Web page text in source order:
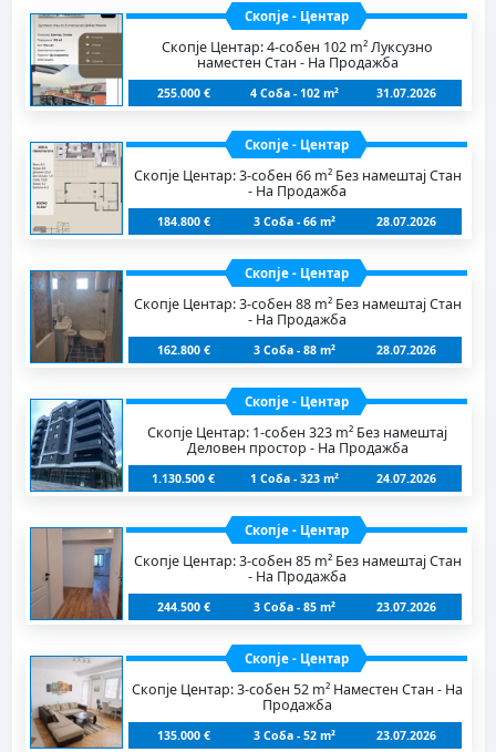
Скопје - Центар
Скопје Центар: 4-собен 102 m² Луксузно
наместен Стан - На Продажба
255.000 € 4 Соба - 102 m² 31.07.2026
Скопје - Центар
Скопје Центар: 3-собен 66 m² Без намештај Стан
- На Продажба
184.800 € 3 Соба - 66 m² 28.07.2026
Скопје - Центар
Скопје Центар: 3-собен 88 m² Без намештај Стан
- На Продажба
162.800 € 3 Соба - 88 m² 28.07.2026
Скопје - Центар
Скопје Центар: 1-собен 323 m² Без намештај
Деловен простор - На Продажба
1.130.500 € 1 Соба - 323 m² 24.07.2026
Скопје - Центар
Скопје Центар: 3-собен 85 m² Без намештај Стан
- На Продажба
244.500 € 3 Соба - 85 m² 23.07.2026
Скопје - Центар
Скопје Центар: 3-собен 52 m² Наместен Стан - На
Продажба
135.000 € 3 Соба - 52 m² 23.07.2026